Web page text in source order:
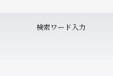
検索ワード入力